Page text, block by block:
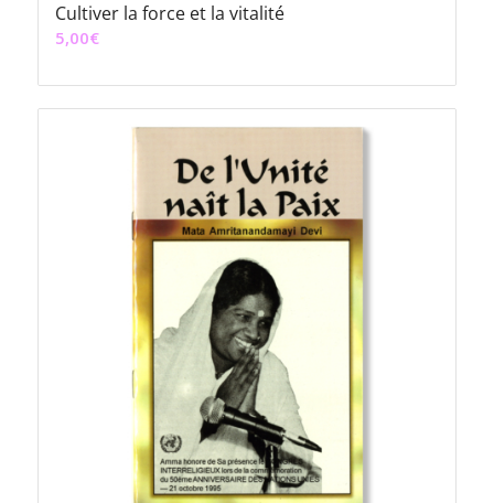
Cultiver la force et la vitalité
5,00€